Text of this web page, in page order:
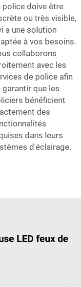
police doive être
ou très visible,
a une solution
à vos besoins.
collaborons
avec les
de police afin
garantir que les
bénéficient
des
dans leurs
d'éclairage.
LED feux de